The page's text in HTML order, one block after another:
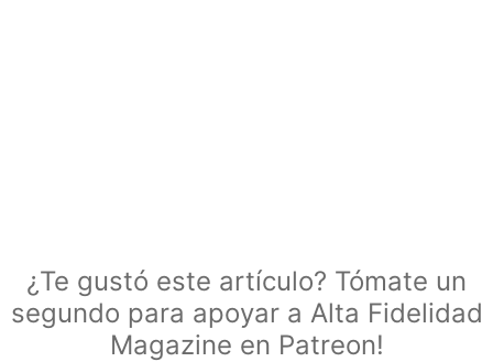
¿Te gustó este artículo? Tómate un
segundo para apoyar a Alta Fidelidad
Magazine en Patreon!